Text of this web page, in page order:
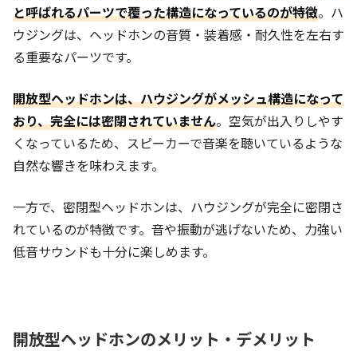
と呼ばれるパーツで覆った構造になっているのが特徴。ハ
ウジングは、ヘッドホンの音質・装着感・耐久性を左右す
る重要なパーツです。
開放型ヘッドホンは、ハウジングがメッシュ構造になって
おり、完全には密閉されていません。空気が出入りしやす
くなっているため、スピーカーで音楽を聴いているような
自然な響きを味わえます。
一方で、密閉型ヘッドホンは、ハウジングが完全に密閉さ
れているのが特徴です。音や振動が逃げないため、力強い
低音サウンドも十分に楽しめます。
開放型ヘッドホンのメリット・デメリット